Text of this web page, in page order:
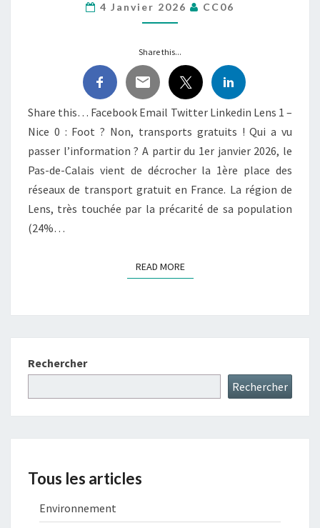
DURABLE
À
?
4 Janvier 2026 CC06
Share this...
Share this… Facebook Email Twitter Linkedin Lens 1 –
Nice 0 : Foot ? Non, transports gratuits ! Qui a vu
passer l’information ? A partir du 1er janvier 2026, le
Pas-de-Calais vient de décrocher la 1ère place des
réseaux de transport gratuit en France. La région de
Lens, très touchée par la précarité de sa population
(24%…
READ MOREREAD MORE
Rechercher
Rechercher
Tous les articles
Environnement